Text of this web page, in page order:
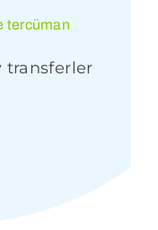
tercüman
transferler